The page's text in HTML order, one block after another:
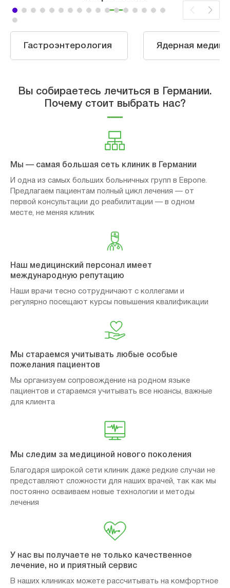
Гастроэнтерология Ядерная
Вы собираетесь лечиться в Германии.
Почему стоит выбрать нас?
Мы — самая большая сеть клиник в Германии
И одна из самых больших больничных групп в Европе.
Предлагаем пациентам полный цикл лечения — от
первой консультации до реабилитации — в одном
месте, не меняя клиник
Наш медицинский персонал имеет
международную репутацию
Наши врачи тесно сотрудничают с коллегами и
регулярно посещают курсы повышения квалификации
Мы стараемся учитывать любые особые
пожелания пациентов
Мы организуем сопровождение на родном языке
пациентов и стараемся учитывать все нюансы, важные
для клиента
Мы следим за медициной нового поколения
Благодаря широкой сети клиник даже редкие случаи не
представляют сложности для наших врачей, так как мы
постоянно осваиваем новые технологии и методы
лечения
У нас вы получаете не только качественное
лечение, но и приятный сервис
В наших клиниках можете рассчитывать на комфортное